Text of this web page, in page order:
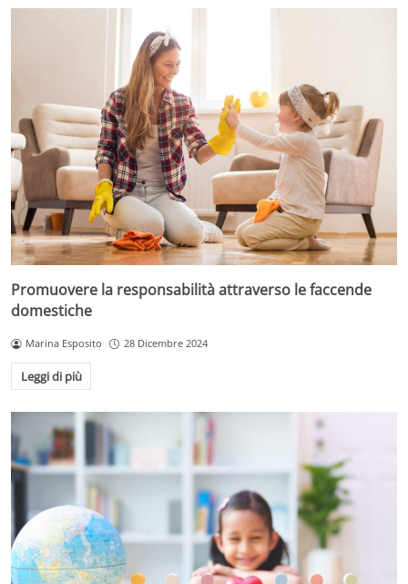
Promuovere la responsabilità attraverso le faccende
domestiche
Marina Esposito 28 Dicembre 2024
Leggi di più